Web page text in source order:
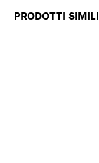
PRODOTTI SIMILI